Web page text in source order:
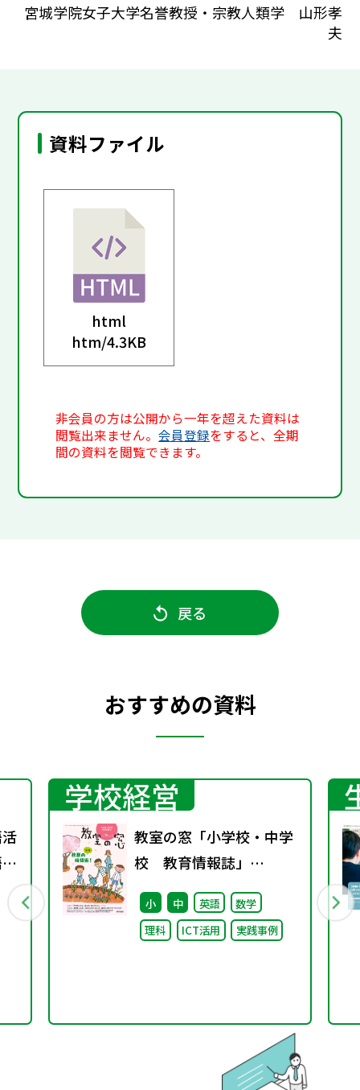
宮城学院女子大学名誉教授・宗教人類学 山形孝
夫
資料ファイル
html
htm/4.3KB
非会員の方は公開から一年を超えた資料は
閲覧出来ません。会員登録をすると、全期
間の資料を閲覧できます。
戻る
おすすめの資料
学校経営
教室の窓「小学校・中学
校 教育情報誌」
vol.78 2026年4月発行
小 中 英語
数学
理科
ICT活用 実践事例